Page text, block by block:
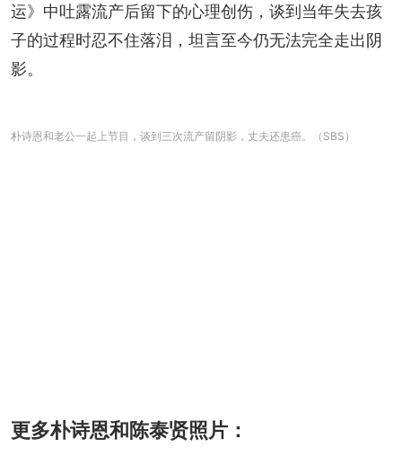
运》中吐露流产后留下的心理创伤，谈到当年失去孩
子的过程时忍不住落泪，坦言至今仍无法完全走出阴
影。
朴诗恩和老公一起上节目，谈到三次流产留阴影，丈夫还患癌。（SBS）
更多朴诗恩和陈泰贤照片：